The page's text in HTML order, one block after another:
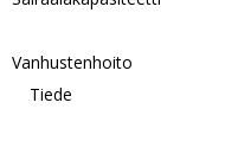
Vanhustenhoito
Tiede